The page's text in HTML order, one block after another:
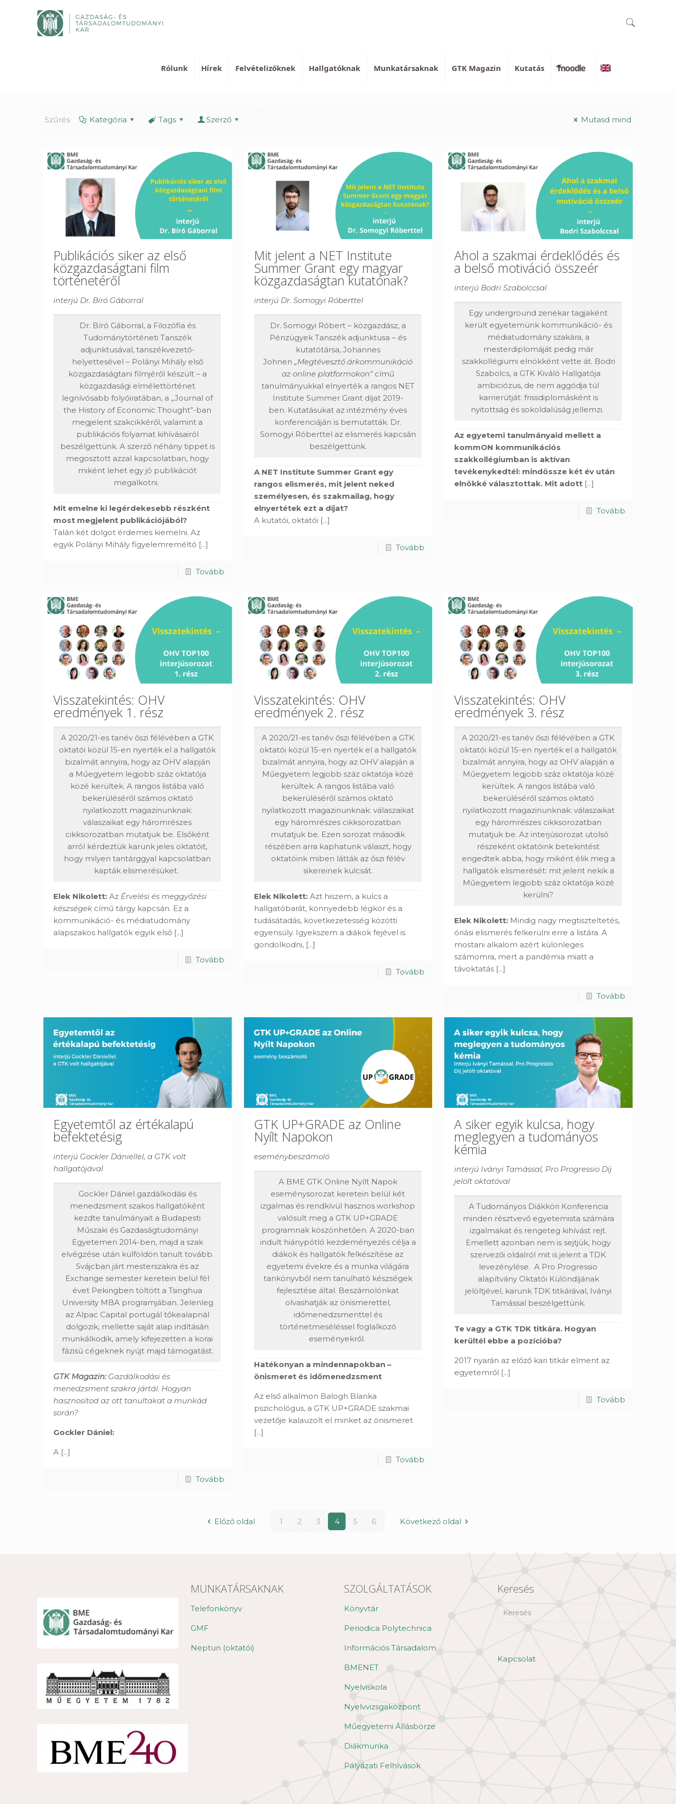
Rólunk Hírek Felvételizőknek Hallgatóknak Munkatársaknak GTK Magazin Kutatás Moodle English
Szűrés Kategória Tags Szerző Mutasd mind
Publikációs siker az első
közgazdaságtani film
történetéről
interjú Dr. Bíró Gáborral
Dr. Bíró Gáborral, a Filozófia és
Tudománytörténeti Tanszék
adjunktusával, tanszékvezető-
helyettesével – Polányi Mihály első
közgazdaságtani filmjéről készült – a
közgazdasági elmélettörténet
legnívósabb folyóiratában, a „Journal of
the History of Economic Thought”-ban
megjelent szakcikkéről, valamint a
publikációs folyamat kihívásairól
beszélgettünk. A szerző néhány tippet is
megosztott azzal kapcsolatban, hogy
miként lehet egy jó publikációt
megalkotni.
Mit emelne ki legérdekesebb részként
most megjelent publikációjából?
Talán két dolgot érdemes kiemelni. Az
egyik Polányi Mihály figyelemreméltó [...]
Tovább
Mit jelent a NET Institute
Summer Grant egy magyar
közgazdaságtan kutatónak?
interjú Dr. Somogyi Róberttel
Dr. Somogyi Róbert – közgazdász, a
Pénzügyek Tanszék adjunktusa – és
kutatótársa, Johannes
Johnen„Megtévesztő árkommunikáció
az online platformokon”című
tanulmányukkal elnyerték a rangos NET
Institute Summer Grant díjat 2019-
ben. Kutatásukat az intézmény éves
konferenciáján is bemutatták. Dr.
Somogyi Róberttel az elismerés kapcsán
beszélgettünk.
A NET Institute Summer Grant egy
rangos elismerés, mit jelent neked
személyesen, és szakmailag, hogy
elnyertétek ezt a díjat?
A kutatói, oktatói [...]
Tovább
Ahol a szakmai érdeklődés és
a belső motiváció összeér
interjú Bodri Szabolccsal
Egy underground zenekar tagjaként
került egyetemünk kommunikáció- és
médiatudomány szakára, a
mesterdiplomáját pedig már
szakkollégiumi elnökként vette át. Bodri
Szabolcs, a GTK Kiváló Hallgatója
ambiciózus, de nem aggódja túl
karrierútját: frissdiplomásként is
nyitottság és sokoldalúság jellemzi.
Az egyetemi tanulmányaid mellett a
kommON kommunikációs
szakkollégiumban is aktívan
tevékenykedtél: mindössze két év után
elnökké választottak. Mit adott [...]
Tovább
Visszatekintés: OHV
eredmények 1. rész
A 2020/21-es tanév őszi félévében a GTK
oktatói közül 15-en nyerték el a hallgatók
bizalmát annyira, hogy az OHV alapján
a Műegyetem legjobb száz oktatója
közé kerültek. A rangos listába való
bekerüléséről számos oktató
nyilatkozott magazinunknak:
válaszaikat egy háromrészes
cikksorozatban mutatjuk be. Elsőként
arról kérdeztük karunk jeles oktatóit,
hogy milyen tantárggyal kapcsolatban
kapták elismerésüket.
Elek Nikolett: Az Érvelési és meggyőzési
készségek című tárgy kapcsán. Ez a
kommunikáció- és médiatudomány
alapszakos hallgatók egyik első [...]
Tovább
Visszatekintés: OHV
eredmények 2. rész
A 2020/21-es tanév őszi félévében a GTK
oktatói közül 15-en nyerték el a hallgatók
bizalmát annyira, hogy az OHV alapján a
Műegyetem legjobb száz oktatója közé
kerültek. A rangos listába való
bekerüléséről számos oktató
nyilatkozott magazinunknak: válaszaikat
egy háromrészes cikksorozatban
mutatjuk be. Ezen sorozat második
részében arra kaphatunk választ, hogy
oktatóink miben látták az őszi félév
sikereinek kulcsát.
Elek Nikolett:Azt hiszem, a kulcs a
hallgatóbarát, könnyedebb légkör és a
tudásátadás, következetesség közötti
egyensúly. Igyekszem a diákok fejével is
gondolkodni, [...]
Tovább
Visszatekintés: OHV
eredmények 3. rész
A 2020/21-es tanév őszi félévében a GTK
oktatói közül 15-en nyerték el a hallgatók
bizalmát annyira, hogy az OHV alapján a
Műegyetem legjobb száz oktatója közé
kerültek. A rangos listába való
bekerüléséről számos oktató
nyilatkozott magazinunknak: válaszaikat
egy háromrészes cikksorozatban
mutatjuk be. Az interjúsorozat utolsó
részeként oktatóink betekintést
engedtek abba, hogy miként élik meg a
hallgatók elismerését: mit jelent nekik a
Műegyetem legjobb száz oktatója közé
kerülni?
Elek Nikolett: Mindig nagy megtiszteltetés,
óriási elismerés felkerülni erre a listára. A
mostani alkalom azért különleges
számomra, mert a pandémia miatt a
távoktatás [...]
Tovább
Egyetemtől az értékalapú
befektetésig
interjú Gockler Dániellel, a GTK volt
hallgatójával
Gockler Dániel gazdálkodási és
menedzsment szakos hallgatóként
kezdte tanulmányait a Budapesti
Műszaki és Gazdaságtudományi
Egyetemen 2014-ben, majd a szak
elvégzése után külföldön tanult tovább.
Svájcban járt mesterszakra és az
Exchange semester keretein belül fél
évet Pekingben töltött a Tsinghua
University MBA programjában. Jelenleg
az Alpac Capital portugál tőkealapnál
dolgozik, mellette saját alap indításán
munkálkodik, amely kifejezetten a korai
fázisú cégeknek nyújt majd támogatást.
GTK Magazin:Gazdálkodási és
menedzsment szakra jártál. Hogyan
hasznosítod az ott tanultakat a munkád
során?
Gockler Dániel:
A [...]
Tovább
GTK UP+GRADE az Online
Nyílt Napokon
eseménybeszámoló
A BME GTK Online Nyílt Napok
eseménysorozat keretein belül két
izgalmas és rendkívül hasznos workshop
valósult meg a GTK UP+GRADE
programnak köszönhetően. A 2020-ban
indult hiánypótló kezdeményezés célja a
diákok és hallgatók felkészítése az
egyetemi évekre és a munka világára
tankönyvből nem tanulható készségek
fejlesztése által. Beszámolónkat
olvashatják az önismerettel,
időmenedzsmenttel és
történetmeséléssel foglalkozó
eseményekről.
Hatékonyan a mindennapokban –
önismeret és időmenedzsment
Az első alkalmon Balogh Blanka
pszichológus, a GTK UP+GRADE szakmai
vezetője kalauzolt el minket az önismeret
[...]
Tovább
A siker egyik kulcsa, hogy
meglegyen a tudományos
kémia
interjú Iványi Tamással, Pro Progressio Díj
jelölt oktatóval
A Tudományos Diákköri Konferencia
minden résztvevő egyetemista számára
izgalmakat és rengeteg kihívást rejt.
Emellett azonban nem is sejtjük, hogy
szervezői oldalról mit is jelent a TDK
levezénylése. A Pro Progressio
alapítvány Oktatói Különdíjának
jelöltjével, karunk TDK titkárával, Iványi
Tamással beszélgettünk.
Te vagy a GTK TDK titkára. Hogyan
kerültél ebbe a pozícióba?
2017 nyarán az előző kari titkár elment az
egyetemről [...]
Tovább
Előző oldal 1 2 3 4 5 6 Következő oldal
MUNKATÁRSAKNAK
Telefonkönyv
GMF
Neptun (oktatói)
SZOLGÁLTATÁSOK
Könyvtár
Periodica Polytechnica
Információs Társadalom
BMENET
Nyelviskola
Nyelvvizsgaközpont
Műegyetemi Állásbörze
Diákmunka
Pályázati Felhívások
Keresés
Kapcsolat